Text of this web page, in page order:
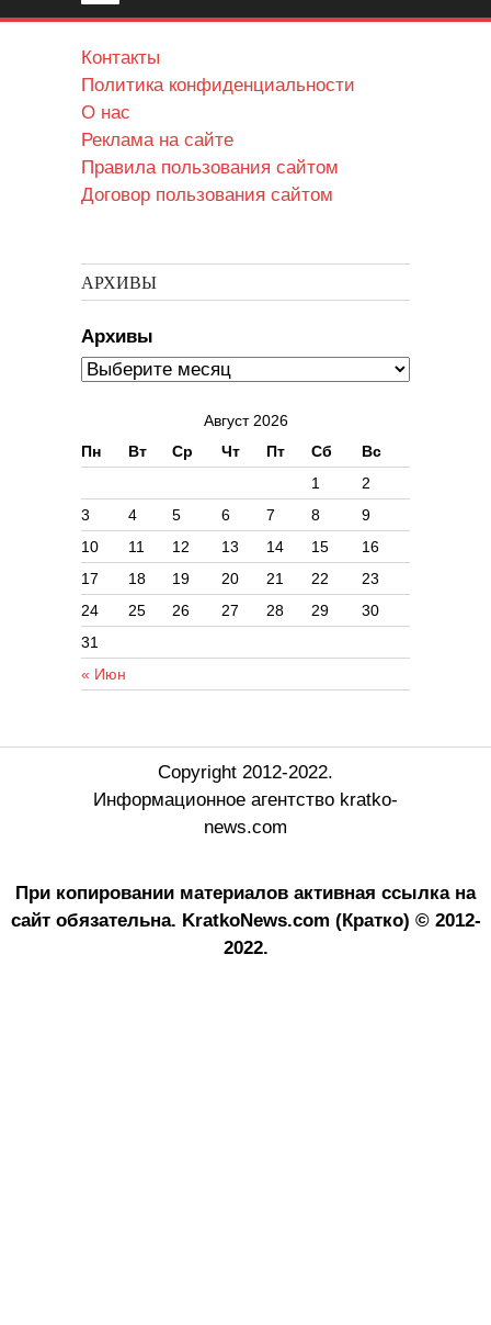
Контакты
Политика конфиденциальности
О нас
Реклама на сайте
Правила пользования сайтом
Договор пользования сайтом
АРХИВЫ
Архивы
Август 2026
Пн
Вт Ср Чт Пт Сб Вс
« Июн
1
2
3
4 5 6 7 8
9
10
11 12 13 14 15
16
17
18 19 20 21 22
23
24
25 26 27 28 29
30
31
Copyright 2012-2022.
Информационное агентство kratko-
news.com
При копировании материалов активная ссылка на
сайт обязательна. KratkoNews.com (Кратко) © 2012-
2022.